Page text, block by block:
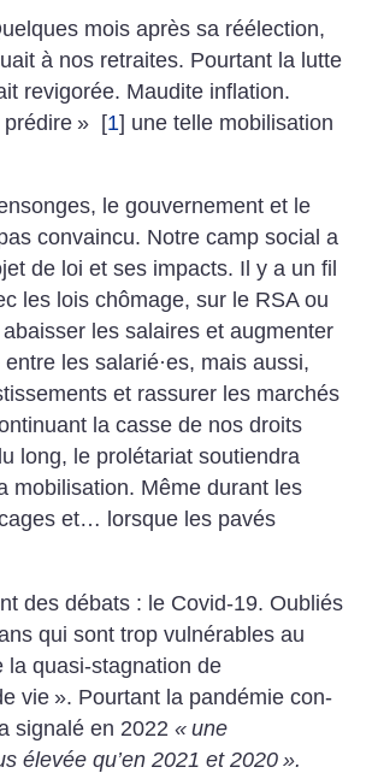
mois après sa réélection,
à nos retraites. Pourtant la lutte
revigorée. Maudite inflation.
» [1] une ­telle mobilisation
le gouvernement et le
convaincu. Notre camp social a
de loi et ses impacts. Il y a un fil
les lois chômage, sur le RSA ou
abaisser les salaires et augmenter
entre les salarié·es, mais aussi,
et rassurer les marchés
la casse de nos droits
long, le prolétariat soutiendra
mobilisation. Même durant les
et… lorsque les pavés
des débats : le Covid-19. Oubliés
qui sont trop vulnérables au
la quasi-­stagnation de
vie ». Pourtant la pandémie con­
signalé en 2022« une
élevée qu’en 2021 et 2020 ».